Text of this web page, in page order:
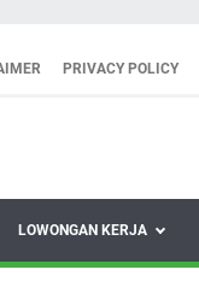
PRIVACY POLICY
LOWONGAN KERJA